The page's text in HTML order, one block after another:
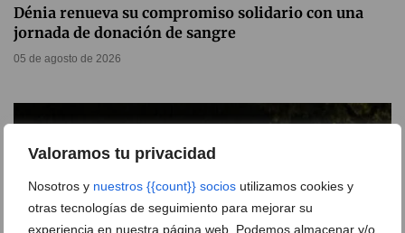
Valoramos tu privacidad
Nosotros y nuestros {{count}} socios utilizamos cookies y
otras tecnologías de seguimiento para mejorar su
experiencia en nuestra página web. Podemos almacenar y/o
Dénia renueva su compromiso solidario con una
jornada de donación de sangre
05 de agosto de 2026